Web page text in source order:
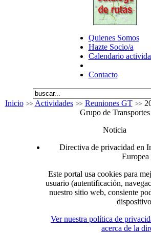
Quienes Somos
Hazte Socio/a
Calendario
Contacto
Inicio Actividades Reuniones GT
Grupo de Transportes
Noticia
Directiva de privacidad en
Europea
Este portal usa cookies para
usuario (autentificación,
nuestro sitio web, consiente
Ver nuestra política de
acerca de la